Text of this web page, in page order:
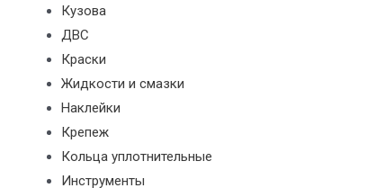
Кузова
ДВС
Краски
Жидкости и смазки
Наклейки
Крепеж
Кольца уплотнительные
Инструменты